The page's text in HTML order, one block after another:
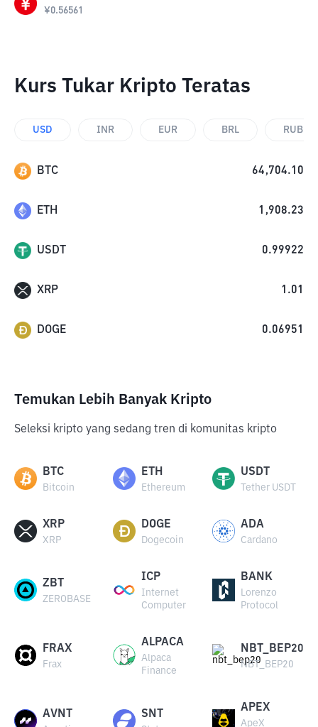
¥0.56561
Kurs Tukar Kripto Teratas
USD INR EUR BRL RUB
BTC 64,704.10
ETH 1,908.23
USDT 0.99922
XRP 1.01
DOGE 0.06951
Temukan Lebih Banyak Kripto
Seleksi kripto yang sedang tren di komunitas kripto
BTC
Bitcoin
ETH
Ethereum
USDT
Tether USDT
XRP
XRP
DOGE
Dogecoin
ADA
Cardano
ZBT
ZEROBASE
ICP
Internet
Computer
BANK
Lorenzo
Protocol
FRAX
Frax
ALPACA
Alpaca
Finance
NBT_BEP20
NBT_BEP20
AVNT SNT
APEX
ApeX